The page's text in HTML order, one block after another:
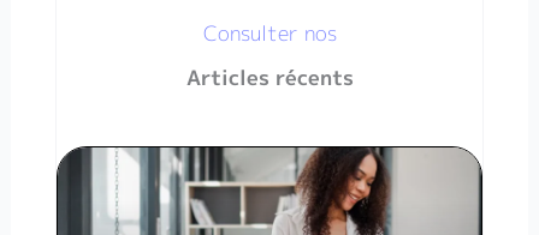
Consulter nos
Articles récents